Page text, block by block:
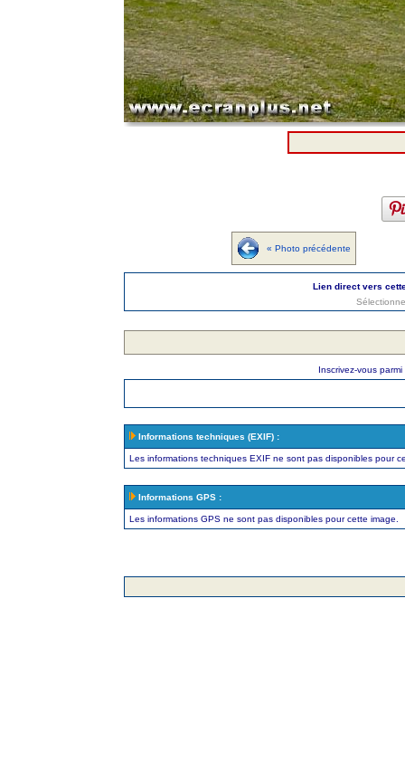
« Photo précédente
Lien direct vers
Inscrivez-vous
Informations techniques (EXIF) :
Les informations techniques EXIF ne sont pas disponibles pour
Informations GPS :
Les informations GPS ne sont pas disponibles pour cette image.